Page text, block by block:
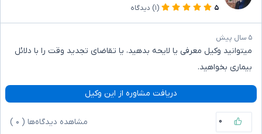
۵
(۱) دیدگاه
۵ سال پیش
میتوانید وکیل معرفی یا لایحه بدهید، یا تقاضای تجدید وقت را با دلائل
بیماری بخواهید.
دریافت مشاوره از این وکیل
۰ مشاهده دیدگاه‌ها ( ۰